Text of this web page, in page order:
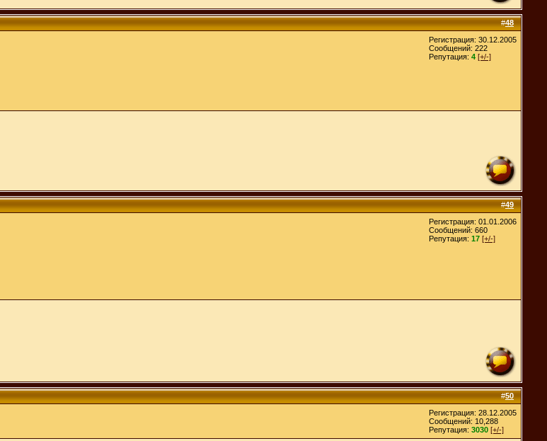
#48
Регистрация: 30.12.2005
Сообщений: 222
Репутация: 4 [+/-]
#49
Регистрация: 01.01.2006
Сообщений: 660
Репутация: 17 [+/-]
#50
Регистрация: 28.12.2005
Сообщений: 10,288
Репутация: 3030 [+/-]